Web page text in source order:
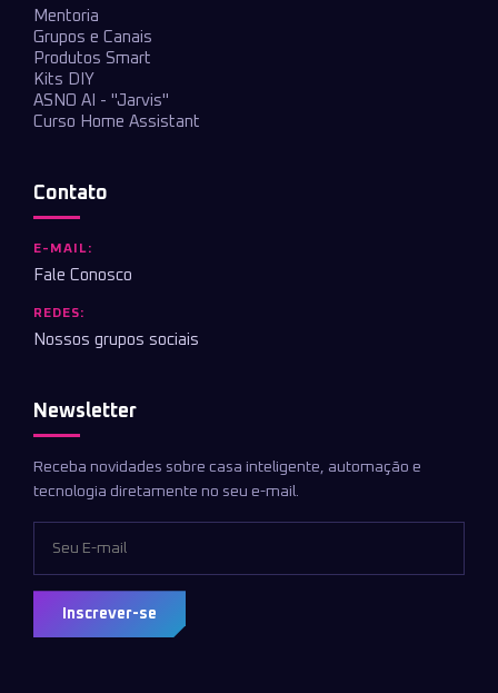
Mentoria
Grupos e Canais
Produtos Smart
Kits DIY
ASNO AI - "Jarvis"
Curso Home Assistant
Contato
E-MAIL:
Fale Conosco
REDES:
Nossos grupos sociais
Newsletter
Receba novidades sobre casa inteligente, automação e
tecnologia diretamente no seu e-mail.
Inscrever-se